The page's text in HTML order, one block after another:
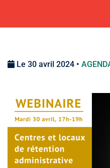
Le 30 avril 2024 •